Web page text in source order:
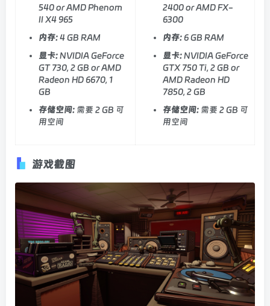
540 or AMD Phenom
II X4 965
内存:4 GB RAM
显卡:NVIDIA GeForce
GT 730, 2 GB or AMD
Radeon HD 6670, 1
GB
存储空间: 需要 2 GB 可
用空间
2400 or AMD FX-
6300
内存:6 GB RAM
显卡:NVIDIA GeForce
GTX 750 Ti, 2 GB or
AMD Radeon HD
7850, 2 GB
存储空间: 需要 2 GB 可
用空间
游戏截图